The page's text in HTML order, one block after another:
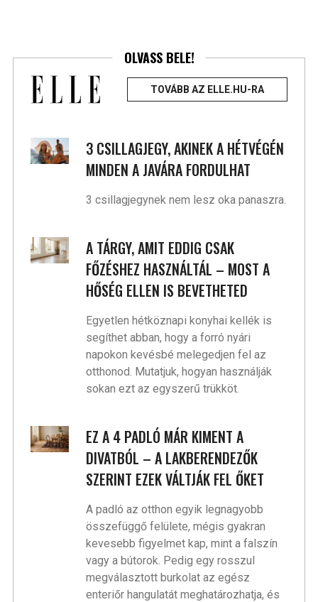
OLVASS BELE!
TOVÁBB AZ ELLE.HU-RA
3 CSILLAGJEGY, AKINEK A HÉTVÉGÉN
MINDEN A JAVÁRA FORDULHAT
3 csillagjegynek nem lesz oka panaszra.
A TÁRGY, AMIT EDDIG CSAK
FŐZÉSHEZ HASZNÁLTÁL – MOST A
HŐSÉG ELLEN IS BEVETHETED
Egyetlen hétköznapi konyhai kellék is
segíthet abban, hogy a forró nyári
napokon kevésbé melegedjen fel az
otthonod. Mutatjuk, hogyan használják
sokan ezt az egyszerű trükköt.
EZ A 4 PADLÓ MÁR KIMENT A
DIVATBÓL – A LAKBERENDEZŐK
SZERINT EZEK VÁLTJÁK FEL ŐKET
A padló az otthon egyik legnagyobb
összefüggő felülete, mégis gyakran
kevesebb figyelmet kap, mint a falszín
vagy a bútorok. Pedig egy rosszul
megválasztott burkolat az egész
enteriőr hangulatát meghatározhatja, és